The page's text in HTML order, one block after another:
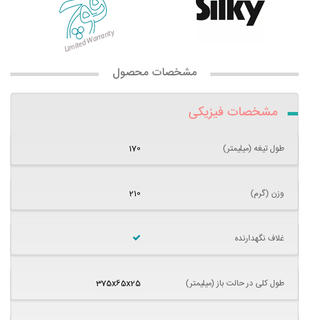
مشخصات محصول
مشخصات فیزیکی
طول تیغه (میلیمتر) 170
وزن (گرم) 210
غلاف نگهدارنده
طول کلی در حالت باز (میلیمتر) 375x65x25